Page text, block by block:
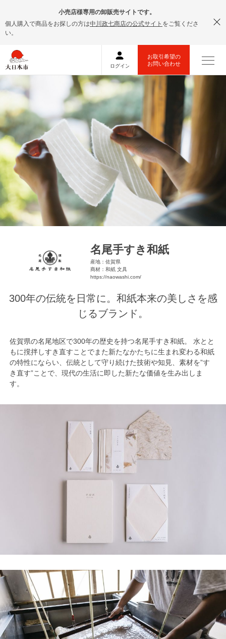
小売店様専用の卸販売サイトです。
個人購入で商品をお探しの方は中川政七商店の公式サイト をご覧くださ
い。
名尾手すき和紙
産地：佐賀県
商材：和紙 文具
https://naowashi.com/
300年の伝統を日常に。和紙本来の美しさを感
じるブランド。
佐賀県の名尾地区で300年の歴史を持つ名尾手すき和紙。 水とと
もに撹拌しすき直すことでまた新たなかたちに生まれ変わる和紙
の特性にならい、伝統として守り続けた技術や知見、素材を”す
き直す”ことで、現代の生活に即した新たな価値を生み出しま
す。